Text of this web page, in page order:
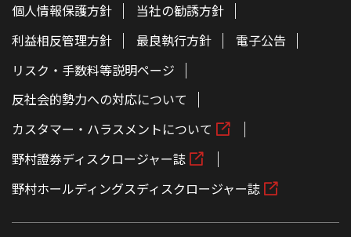
個人情報保護方針
当社の勧誘方針
利益相反管理方針
最良執行方針
電子公告
リスク・手数料等説明ページ
反社会的勢力への対応について
カスタマー・ハラスメントについて
野村證券ディスクロージャー誌
野村ホールディングスディスクロージャー誌